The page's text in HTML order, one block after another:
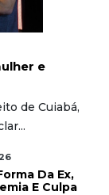
e
de Cuiabá,
Da Ex,
E Culpa